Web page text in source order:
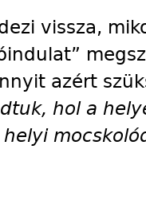
vissza,
azért
hol a